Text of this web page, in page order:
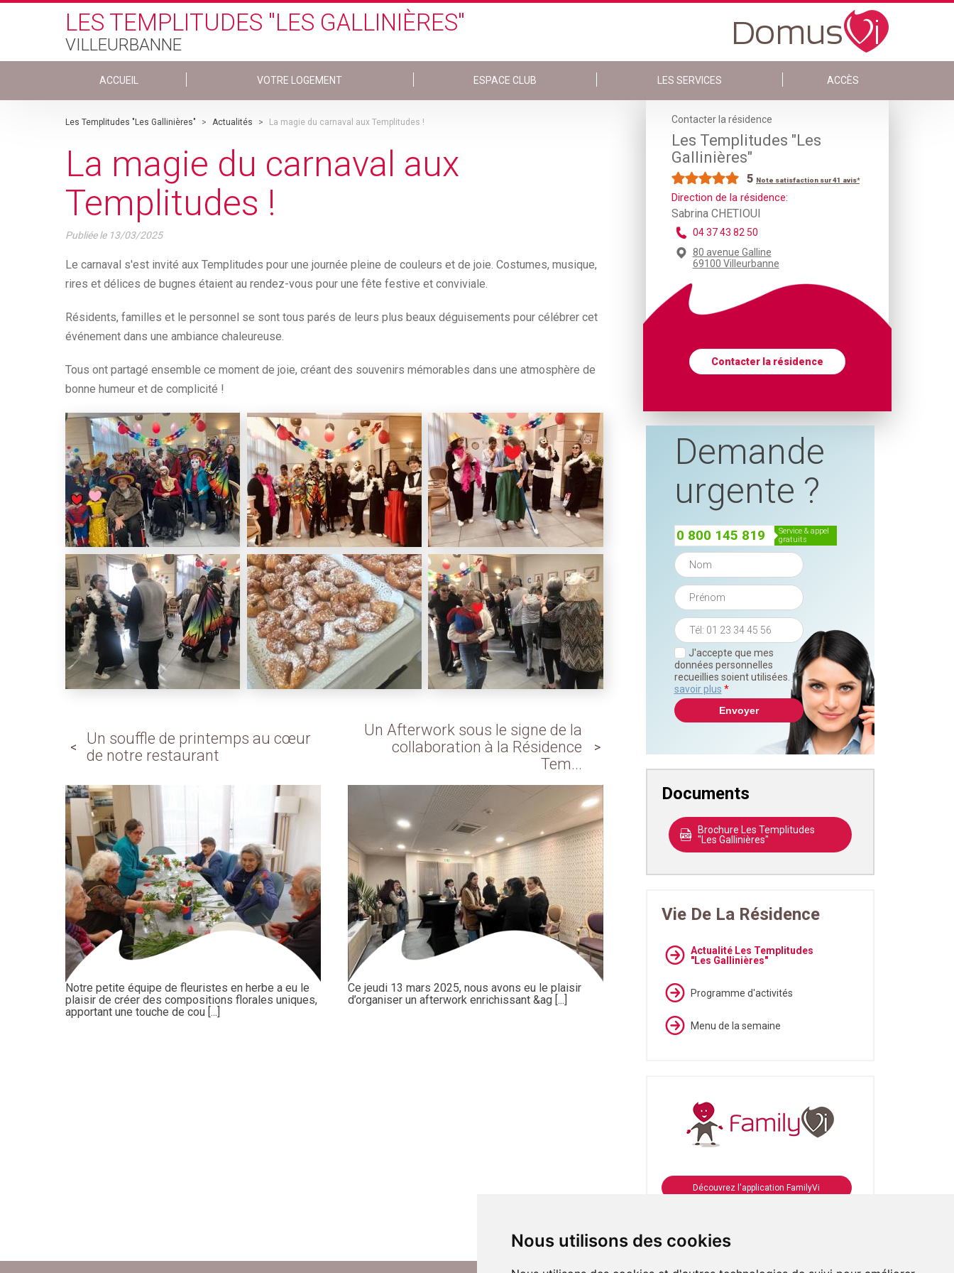
Nous utilisons des cookies
Skip to main content
LES TEMPLITUDES "LES GALLINIÈRES"
VILLEURBANNE
ACCUEIL VOTRE LOGEMENT ESPACE CLUB LES SERVICES ACCÈS
Les Templitudes "Les Gallinières" > Actualités > La magie du carnaval aux Templitudes !
La magie du carnaval aux
Templitudes !
Publiée le 13/03/2025
Le carnaval s'est invité aux Templitudes pour une journée pleine de couleurs et de joie. Costumes, musique,
rires et délices de bugnes étaient au rendez-vous pour une fête festive et conviviale.
Résidents, familles et le personnel se sont tous parés de leurs plus beaux déguisements pour célébrer cet
événement dans une ambiance chaleureuse.
Tous ont partagé ensemble ce moment de joie, créant des souvenirs mémorables dans une atmosphère de
bonne humeur et de complicité !
Un souffle de printemps au cœur
de notre restaurant
Notre petite équipe de fleuristes en herbe a eu le
plaisir de créer des compositions florales uniques,
apportant une touche de cou [...]
Un Afterwork sous le signe de la
collaboration à la Résidence
Tem...
Ce jeudi 13 mars 2025, nous avons eu le plaisir
d’organiser un afterwork enrichissant &ag [...]
Contacter la résidence
Les Templitudes "Les
Gallinières"
5 Note satisfaction sur 41 avis*
Direction de la résidence:
Sabrina CHETIOUI
04 37 43 82 50
80 avenue Galline
69100 Villeurbanne
Contacter la résidence
Demande
urgente ?
0 800 145 819
service & appel
gratuits
J'accepte que mes
données personnelles
recueillies soient utilisées. En
savoir plus *
Documents
Brochure Les Templitudes
"Les Gallinières"
Vie De La Résidence
Actualité Les Templitudes
"Les Gallinières"
Programme d'activités
Menu de la semaine
Découvrez l'application FamilyVi